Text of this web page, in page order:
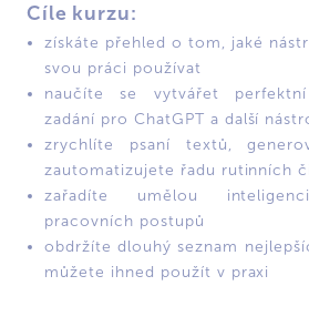
Cíle kurzu:
získáte přehled o tom, jaké
svou práci používat
naučíte se vytvářet perfektní
zadání pro ChatGPT a další
zrychlíte psaní textů,
zautomatizujete řadu rutinních
zařadíte umělou
pracovních postupů
obdržíte dlouhý seznam
můžete ihned použít v praxi